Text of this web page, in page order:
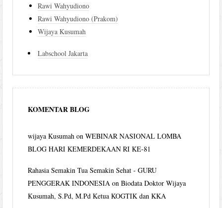
Rawi Wahyudiono
Rawi Wahyudiono (Prakom)
Wijaya Kusumah
Labschool Jakarta
KOMENTAR BLOG
wijaya Kusumah onWEBINAR NASIONAL LOMBA
BLOG HARI KEMERDEKAAN RI KE-81
Rahasia Semakin Tua Semakin Sehat - GURU
PENGGERAK INDONESIA onBiodata Doktor Wijaya
Kusumah, S.Pd, M.Pd Ketua KOGTIK dan KKA